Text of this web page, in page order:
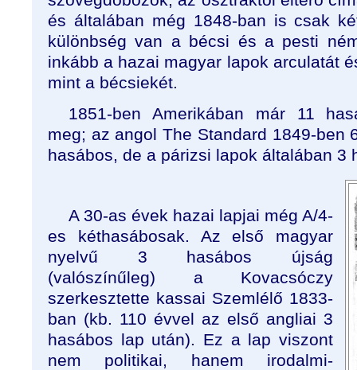
és általában még 1848-ban is csak
különbség van a bécsi és a pesti
inkább a hazai magyar lapok arculatát
mint a bécsiekét.
1851-ben Amerikában már 11
meg; az angol The Standard 1849-ben
hasábos, de a párizsi lapok általában 3
A 30-as évek hazai lapjai még A/4-
es kéthasábosak. Az első magyar
nyelvű 3 hasábos újság
(valószínűleg) a Kovacsóczy
szerkesztette kassai Szemlélő 1833-
ban (kb. 110 évvel az első angliai 3
hasábos lap után). Ez a lap viszont
nem politikai, hanem irodalmi-